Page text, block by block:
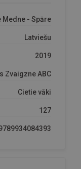
Medne - Spāre
Latviešu
2019
Zvaigzne ABC
Cietie vāki
127